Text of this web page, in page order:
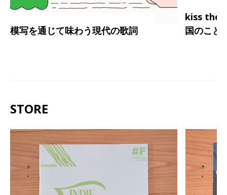
模写を通じて味わう現代の歌詞
kiss the
国のこと
STORE